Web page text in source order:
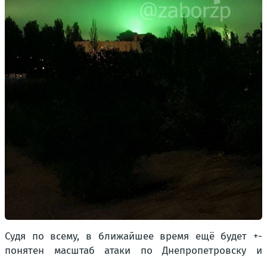
Судя по всему, в ближайшее время ещё будет +-
понятен масштаб атаки по Днепропетровску и